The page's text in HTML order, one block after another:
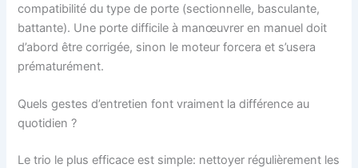
compatibilité du type de porte (sectionnelle, basculante,
battante). Une porte difficile à manœuvrer en manuel doit
d’abord être corrigée, sinon le moteur forcera et s’usera
prématurément.
Quels gestes d’entretien font vraiment la différence au
quotidien ?
Le trio le plus efficace est simple: nettoyer régulièrement les